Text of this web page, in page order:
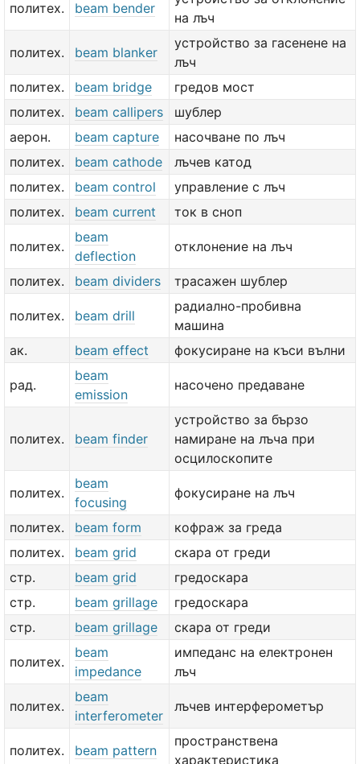
политех. beam bender
на лъч
политех. beam blanker
устройство за гасенене на
лъч
политех.
beam bridge
гредов мост
политех.
beam callipers
шублер
аерон.
beam capture
насочване по лъч
политех.
beam cathode
лъчев катод
политех.
beam control
управление с лъч
политех.
beam current ток в сноп
политех.
beam
deflection
отклонение на лъч
политех. beam dividers трасажен шублер
политех. beam drill
радиално-пробивна
машина
ак.
beam effect фокусиране на къси вълни
рад.
beam
emission
насочено предаване
политех. beam finder
устройство за бързо
намиране на лъча при
осцилоскопите
политех.
beam
focusing
фокусиране на лъч
политех. beam form
кофраж за греда
политех.
beam grid
скара от греди
стр.
beam grid
гредоскара
стр.
beam grillage
гредоскара
стр.
beam grillage скара от греди
политех.
beam
impedance
импеданс на електронен
лъч
политех.
beam
interferometer
лъчев интерферометър
политех. beam pattern
пространствена
характеристика